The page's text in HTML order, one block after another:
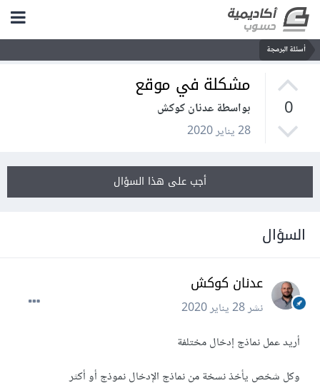
أسئلة البرمجة
0
مشكلة في موقع
بواسطة عدنان كوكش
28 يناير 2020
أجب على هذا السؤال
السؤال
عدنان كوكش
نشر28 يناير 2020
أريد عمل نماذج إدخال مختلفة
وكل شخص يأخذ نسخة من نماذج الإدخال نموذج أو أكثر